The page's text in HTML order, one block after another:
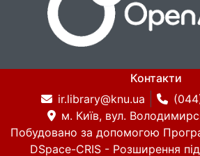
Контакти
ir.library@knu.ua
м. Київ, вул.
Побудовано за допомогою
DSpace-CRIS - Розширення